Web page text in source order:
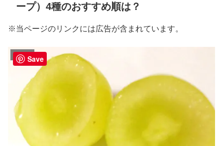
ープ）4種のおすすめ順は？
※当ページのリンクには広告が含まれています。
コストコSave